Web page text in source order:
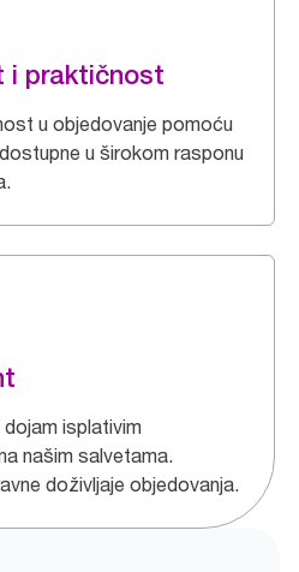
i praktičnost
u objedovanje pomoću
u širokom rasponu
isplativim
našim salvetama.
doživljaje objedovanja.